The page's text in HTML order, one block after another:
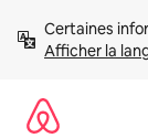
directement
Afficher la